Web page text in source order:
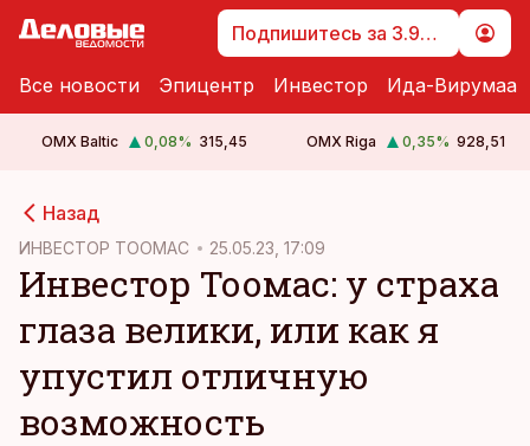
Подпишитесь за 3.99 €
Все новости Эпицентр Инвестор Ида-Вирумаа
OMX Baltic 0,08% 315,45 OMX Riga 0,35% 928,51
Назад
ИНВЕСТОР ТООМАС 25.05.23, 17:09
Инвестор Тоомас: у страха
глаза велики, или как я
упустил отличную
возможность